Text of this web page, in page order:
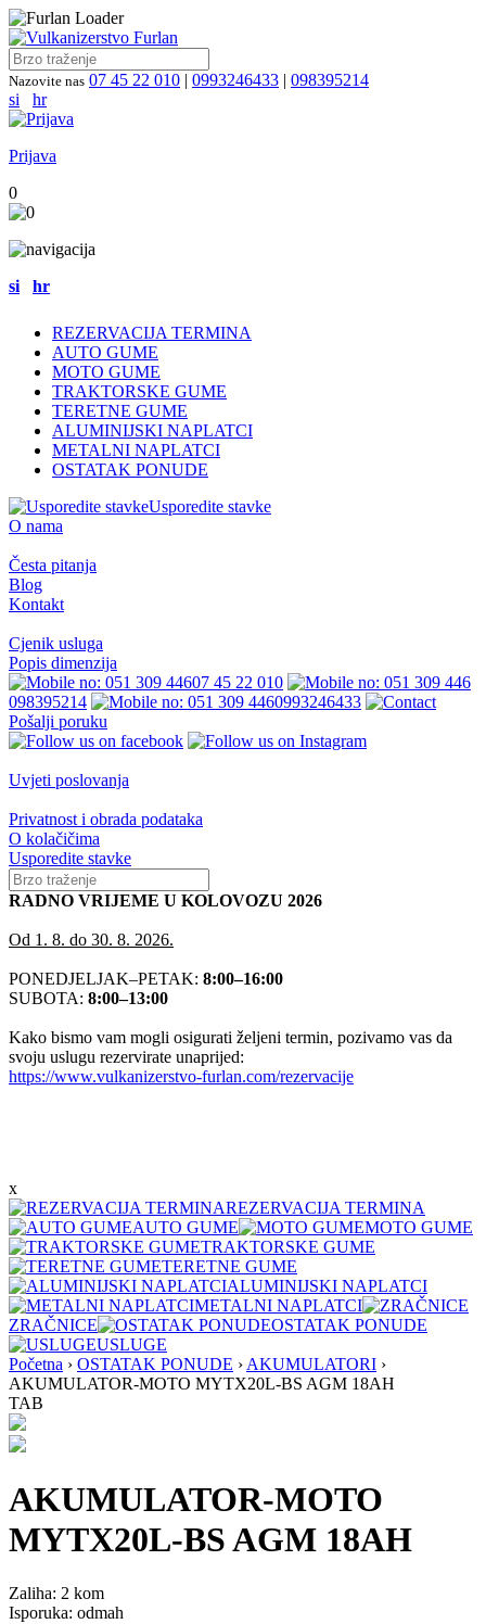
Nazovite nas 07 45 22 010 | 0993246433 | 098395214
si
hr
Prijava
0
si hr
REZERVACIJA TERMINA
AUTO GUME
MOTO GUME
TRAKTORSKE GUME
TERETNE GUME
ALUMINIJSKI NAPLATCI
METALNI NAPLATCI
OSTATAK PONUDE
Usporedite stavke
O nama
Česta pitanja
Blog
Kontakt
Cjenik usluga
Popis dimenzija
07 45 22 010
098395214
0993246433
Pošalji poruku
Uvjeti poslovanja
Privatnost i obrada podataka
O kolačičima
Usporedite stavke
RADNO VRIJEME U KOLOVOZU 2026
Od 1. 8. do 30. 8. 2026.
PONEDJELJAK–PETAK: 8:00–16:00
SUBOTA: 8:00–13:00
Kako bismo vam mogli osigurati željeni termin, pozivamo vas da
svoju uslugu rezervirate unaprijed:
https://www.vulkanizerstvo-furlan.com/rezervacije
x
REZERVACIJA TERMINA
AUTO GUME
MOTO GUME
TRAKTORSKE GUME
TERETNE GUME
ALUMINIJSKI NAPLATCI
METALNI NAPLATCI
ZRAČNICE
OSTATAK PONUDE
USLUGE
Početna › OSTATAK PONUDE › AKUMULATORI ›
AKUMULATOR-MOTO MYTX20L-BS AGM 18AH
TAB
AKUMULATOR-MOTO
MYTX20L-BS AGM 18AH
Zaliha: 2 kom
Isporuka: odmah